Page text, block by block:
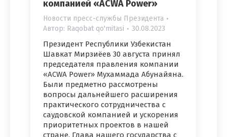
компанией «ACWA Power»
Новости пресс-службы Президента
Автор: Raqobat qo'mitasi 30.08.2023
Президент Республики Узбекистан
Шавкат Мирзиёев 30 августа принял
председателя правления компании
«ACWA Power» Мухаммада Абунайяна.
Были предметно рассмотрены
вопросы дальнейшего расширения
практического сотрудничества с
саудовской компанией и ускорения
приоритетных проектов в нашей
стране. Глава нашего государства с